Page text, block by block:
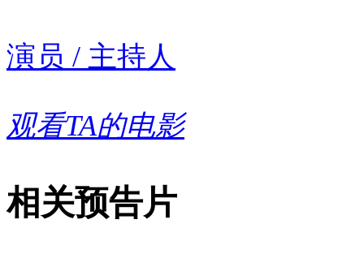
演员 / 主持人
观看TA的电影
相关预告片